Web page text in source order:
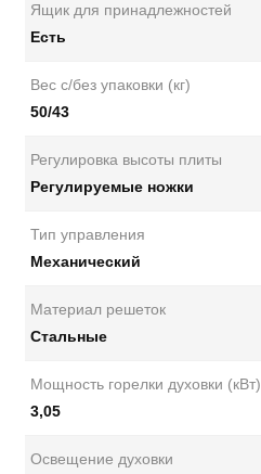
Ящик для принадлежностей
Есть
Вес с/без упаковки (кг)
50/43
Регулировка высоты плиты
Регулируемые ножки
Тип управления
Механический
Материал решеток
Стальные
Мощность горелки духовки (кВт)
3,05
Освещение духовки